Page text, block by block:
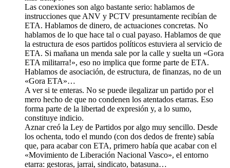
Las conexiones son algo bastante serio: hablamos de
instrucciones que ANV y PCTV presuntamente recibían de
ETA. Hablamos de dinero, de actuaciones concretas. No
hablamos de lo que hace tal o cual payaso. Hablamos de que
la estructura de esos partidos políticos estuviera al servicio de
ETA. Si mañana un menda sale por la calle y suelta un «Gora
ETA militarra!», eso no implica que forme parte de ETA.
Hablamos de asociación, de estructura, de finanzas, no de un
«Gora ETA»…
A ver si te enteras. No se puede ilegalizar un partido por el
mero hecho de que no condenen los atentados etarras. Eso
forma parte de la libertad de expresión y, a lo sumo,
constituye indicio.
Aznar creó la Ley de Partidos por algo muy sencillo. Desde
los ochenta, todo el mundo (con dos dedos de frente) sabía
que, para acabar con ETA, primero había que acabar con el
«Movimiento de Liberación Nacional Vasco», el entorno
etarra: gestoras, jarrai, sindicato, batasuna…